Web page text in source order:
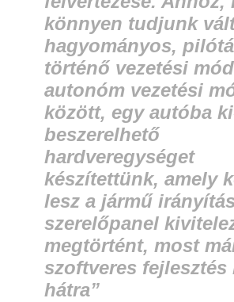
könnyen tudjunk
hagyományos,
történő vezetési
autonóm vezetési
között, egy autóba
beszerelhető
hardveregységet
készítettünk, amely
lesz a jármű
szerelőpanel
megtörtént, most
szoftveres fejlesztés
hátra”